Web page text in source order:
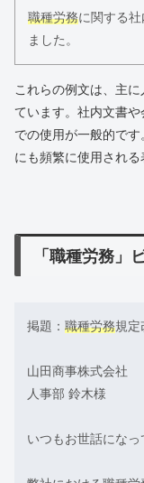
職種労務に関する
ました。
これらの例文は、主
ています。社内文書
での使用が一般的で
にも頻繁に使用される
「職種労務」
掲題： 職種労務規定
山田商事株式会社
人事部 鈴木様
いつもお世話になっ